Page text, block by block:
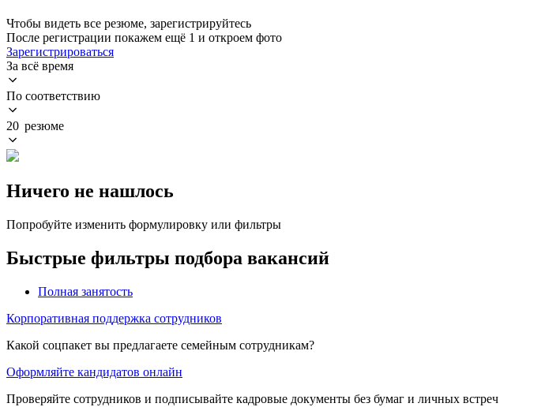
Чтобы видеть все резюме, зарегистрируйтесь
После регистрации покажем ещё 1 и откроем фото
Зарегистрироваться
За всё время
По соответствию
20 резюме
Ничего не нашлось
Попробуйте изменить формулировку или фильтры
Быстрые фильтры подбора вакансий
Полная занятость
Корпоративная поддержка сотрудников
Какой соцпакет вы предлагаете семейным сотрудникам?
Оформляйте кандидатов онлайн
Проверяйте сотрудников и подписывайте кадровые документы без бумаг и личных встреч